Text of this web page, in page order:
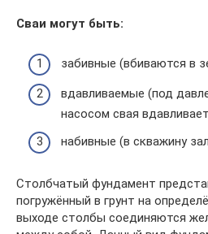
Сваи могут быть:
забивные (вбиваются в
вдавливаемые (под
насосом свая
набивные (в скважину
Столбчатый фундамент
погружённый в грунт на
выходе столбы соединяются